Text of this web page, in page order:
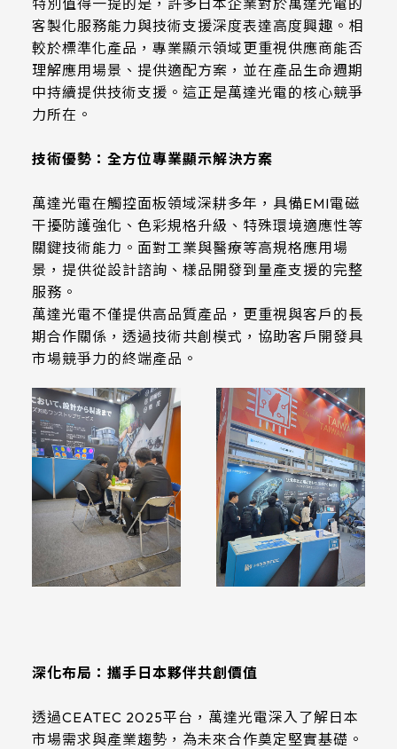
客製化服務能力與技術支援深度表達高度興趣。相
較於標準化產品，專業顯示領域更重視供應商能否
理解應用場景、提供適配方案，並在產品生命週期
中持續提供技術支援。這正是萬達光電的核心競爭
力所在。
技術優勢：全方位專業顯示解決方案
萬達光電在觸控面板領域深耕多年，具備EMI電磁
干擾防護強化、色彩規格升級、特殊環境適應性等
關鍵技術能力。面對工業與醫療等高規格應用場
景，提供從設計諮詢、樣品開發到量產支援的完整
服務。
萬達光電不僅提供高品質產品，更重視與客戶的長
期合作關係，透過技術共創模式，協助客戶開發具
市場競爭力的終端產品。
深化布局：攜手日本夥伴共創價值
透過CEATEC 2025平台，萬達光電深入了解日本
市場需求與產業趨勢，為未來合作奠定堅實基礎。